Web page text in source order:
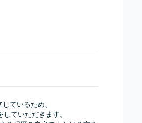
ているため、
ていただきます。